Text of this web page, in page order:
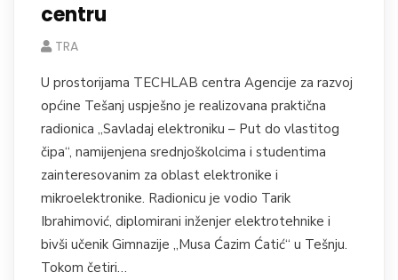
centru
TRA
U prostorijama TECHLAB centra Agencije za razvoj
općine Tešanj uspješno je realizovana praktična
radionica „Savladaj elektroniku – Put do vlastitog
čipa“, namijenjena srednjoškolcima i studentima
zainteresovanim za oblast elektronike i
mikroelektronike. Radionicu je vodio Tarik
Ibrahimović, diplomirani inženjer elektrotehnike i
bivši učenik Gimnazije „Musa Ćazim Ćatić“ u Tešnju.
Tokom četiri…